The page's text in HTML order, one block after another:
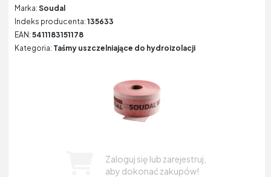
Marka: Soudal
Indeks producenta: 135633
EAN: 5411183151178
Kategoria: Taśmy uszczelniające do hydroizolacji
Zaloguj się lub zarejestruj,
aby dokonać zakupów!